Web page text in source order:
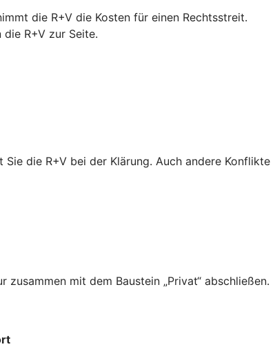
die R+V die Kosten für einen Rechtsstreit.
R+V zur Seite.
die R+V bei der Klärung. Auch andere Konflikte
zusammen mit dem Baustein „Privat“ abschließen.